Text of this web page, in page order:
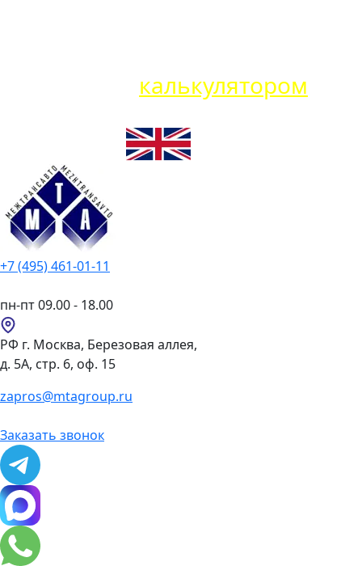
калькулятором
+7 (495) 461-01-11
пн-пт 09.00 - 18.00
РФ г. Москва, Березовая аллея,
д. 5А, стр. 6, оф. 15
zapros@mtagroup.ru
Заказать звонок